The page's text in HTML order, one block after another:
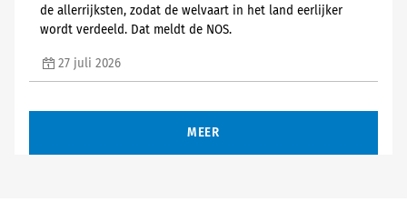
de allerrijksten, zodat de welvaart in het land eerlijker
wordt verdeeld. Dat meldt de NOS.
27 juli 2026
MEER